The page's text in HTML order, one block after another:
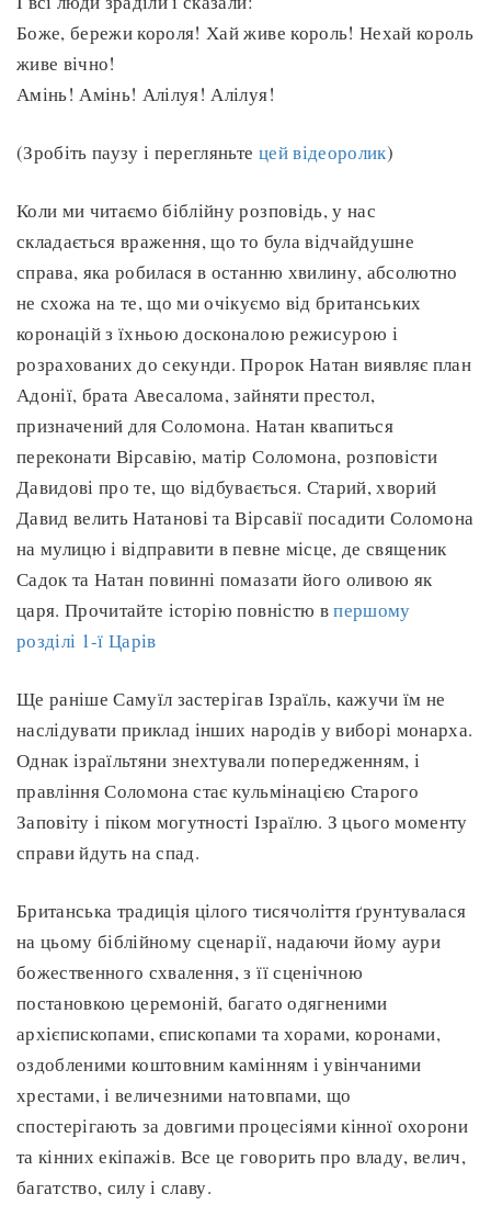
Боже, бережи короля! Хай живе король! Нехай король
живе вічно!
Амінь! Амінь! Алілуя! Алілуя!
(Зробіть паузу і перегляньте цей відеоролик)
Коли ми читаємо біблійну розповідь, у нас
складається враження, що то була відчайдушне
справа, яка робилася в останню хвилину, абсолютно
не схожа на те, що ми очікуємо від британських
коронацій з їхньою досконалою режисурою і
розрахованих до секунди. Пророк Натан виявляє план
Адонії, брата Авесалома, зайняти престол,
призначений для Соломона. Натан квапиться
переконати Вірсавію, матір Соломона, розповісти
Давидові про те, що відбувається. Старий, хворий
Давид велить Натанові та Вірсавії посадити Соломона
на мулицю і відправити в певне місце, де священик
Садок та Натан повинні помазати його оливою як
царя. Прочитайте історію повністю впершому
розділі 1-ї Царів
Ще раніше Самуїл застерігав Ізраїль, кажучи їм не
наслідувати приклад інших народів у виборі монарха.
Однак ізраїльтяни знехтували попередженням, і
правління Соломона стає кульмінацією Старого
Заповіту і піком могутності Ізраїлю. З цього моменту
справи йдуть на спад.
Британська традиція цілого тисячоліття ґрунтувалася
на цьому біблійному сценарії, надаючи йому аури
божественного схвалення, з її сценічною
постановкою церемоній, багато одягненими
архієпископами, єпископами та хорами, коронами,
оздобленими коштовним камінням і увінчаними
хрестами, і величезними натовпами, що
спостерігають за довгими процесіями кінної охорони
та кінних екіпажів. Все це говорить про владу, велич,
багатство, силу і славу.